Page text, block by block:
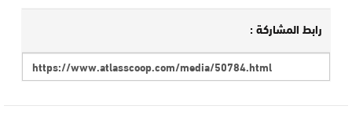
رابط المشاركة :